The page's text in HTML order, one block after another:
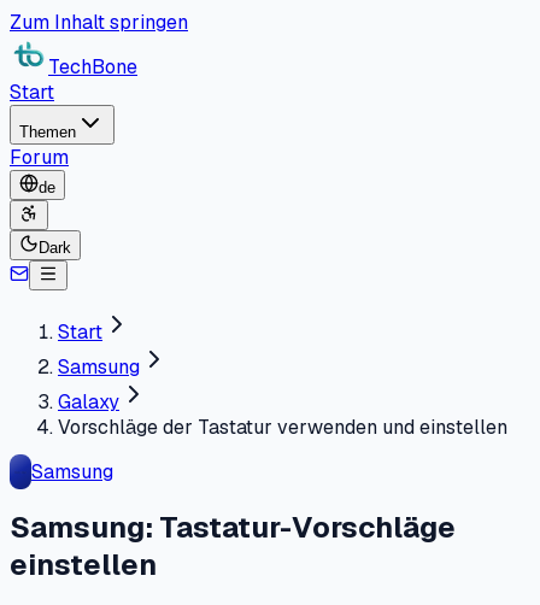
Zum Inhalt springen
TechBone
Start
Themen
Forum
de
Dark
Start
Samsung
Galaxy
Vorschläge der Tastatur verwenden und einstellen
Samsung
Samsung: Tastatur-Vorschläge
einstellen